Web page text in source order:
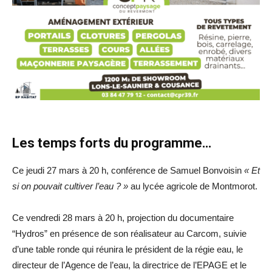
Les temps forts du programme…
Ce jeudi 27 mars à 20 h, conférence de Samuel Bonvoisin « Et
si on pouvait cultiver l’eau ? » au lycée agricole de Montmorot.
Ce vendredi 28 mars à 20 h, projection du documentaire
“Hydros” en présence de son réalisateur au Carcom, suivie
d’une table ronde qui réunira le président de la régie eau, le
directeur de l’Agence de l’eau, la directrice de l’EPAGE et le